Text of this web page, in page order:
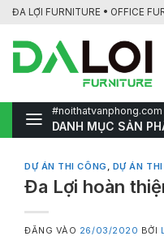
Bỏ
nội
dung
ĐA LỢI FURNITURE • OFFICE
#noithatvanphong.com
DANH MỤC SẢN
DỰ ÁN THI CÔNG , DỰ ÁN
Đa Lợi hoàn
ĐĂNG VÀO 26/03/2020 BỞI